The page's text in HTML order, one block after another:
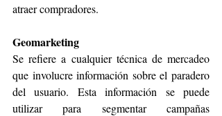
atraer compradores.
Geomarketing
Se refiere a cualquier técnica de mercadeo
que involucre información sobre el paradero
del usuario. Esta información se puede
utilizar para segmentar campañas